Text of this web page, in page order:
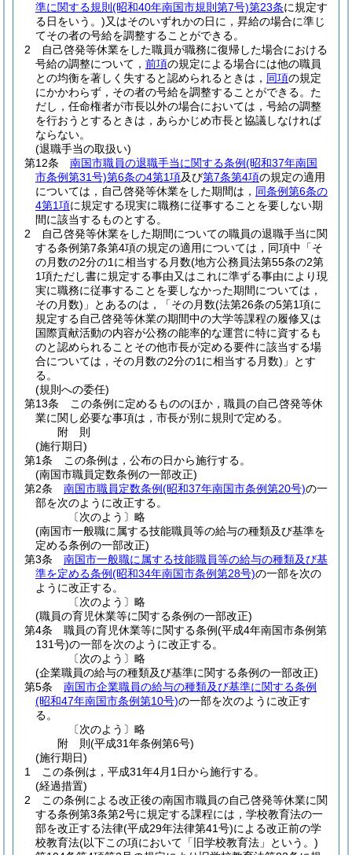
準に関する規則 (昭和40年南国市規則第7号)第23条に規定す
る日をいう。)又はそのいずれかの日に，昇給の場合に準じ
てその者の号給を調整することができる。
2
自己啓発等休業をした職員が職務に復帰した場合における
号給の調整について， 前項の規定による場合には他の職員
との均衡を著しく失すると認められるときは， 同項の規定
にかかわらず，その者の号給を調整することができる。 た
だし，任命権者が市長以外の場合においては，号給の調整
を行おうとするときは，あらかじめ市長と協議しなければ
ならない。
(退職手当の取扱い)
第12条
南国市職員の退職手当に関する条例(昭和37年南国
市条例第31号)第6条の4第1項及び第7条第4項の規定の適用
については，自己啓発等休業をした期間は， 同条例第6条の
4第1項に規定する現実に職務に従事することを要しない期
間に該当するものとする。
2
自己啓発等休業をした期間についての職員の退職手当に関
する条例第7条第4項の規定の適用については，同項中「そ
の月数の2分の1に相当する月数(地方公務員法第55条の2第
1項ただし書に規定する事由又はこれに準ずる事由により現
実に職務に従事することを要しなかった期間については，
その月数) 」とあるのは，「その月数(法第26条の5第1項に
規定する自己啓発等休業の期間中の大学等課程の履修又は
国際貢献活動の内容が公務の能率的な運営に特に資するも
のと認められることその他市長が定める要件に該当する場
合については，その月数の2分の1に相当する月数) 」とす
る。
(規則への委任)
第13条
この条例に定めるもののほか，職員の自己啓発等休
業に関し必要な事項は，市長が別に規則で定める。
附 則
(施行期日)
第1条
この条例は，公布の日から施行する。
(南国市職員定数条例の一部改正)
第2条
南国市職員定数条例(昭和37年南国市条例第20号)の一
部を次のように改正する。
〔次のよう〕略
(南国市一般職に属する技能職員等の給与の種類及び基準を
定める条例の一部改正)
第3条
南国市一般職に属する技能職員等の給与の種類及び基
準を定める条例(昭和34年南国市条例第28号)の一部を次の
ように改正する。
〔次のよう〕略
(職員の育児休業等に関する条例の一部改正)
第4条
職員の育児休業等に関する条例(平成4年南国市条例第
131号)の一部を次のように改正する。
〔次のよう〕略
(企業職員の給与の種類及び基準に関する条例の一部改正)
第5条
南国市企業職員の給与の種類及び基準に関する条例
(昭和47年南国市条例第10号)の一部を次のように改正す
る。
〔次のよう〕略
附 則(平成31年条例第6号)
(施行期日)
1
この条例は，平成31年4月1日から施行する。
(経過措置)
2
この条例による改正後の南国市職員の自己啓発等休業に関
する条例第3条第2号に規定する課程には，学校教育法の一
部を改正する法律(平成29年法律第41号)による改正前の学
校教育法(以下この項において「旧学校教育法」という。)